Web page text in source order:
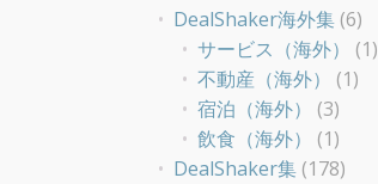
DealShaker海外集 (6)
サービス（海外）
(1)
不動産（海外）
(1)
宿泊（海外）
(3)
飲食（海外）
(1)
DealShaker集 (178)